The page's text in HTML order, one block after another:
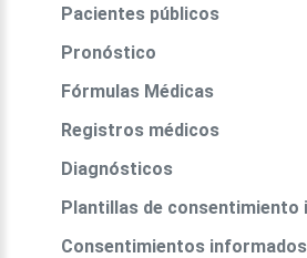
Pacientes públicos
Pronóstico
Fórmulas Médicas
Registros médicos
Diagnósticos
Plantillas de consentimiento
Consentimientos informados